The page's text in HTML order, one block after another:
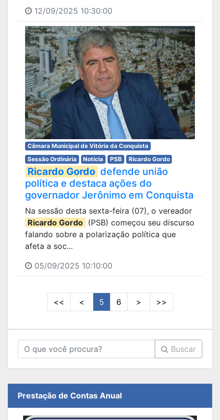
12/09/2025 10:30:00
Câmara Municipal de Vitória da Conquista
Sessão Ordinária
Notícia PSB Ricardo Gordo
Ricardo Gordo defende união
política e destaca ações do
governador Jerônimo em Conquista
Na sessão desta sexta-feira (07), o vereador
Ricardo Gordo (PSB) começou seu discurso
falando sobre a polarização política que
afeta a soc...
05/09/2025 10:10:00
<< < 5 6 > >>
Buscar
Prestação de Contas Anual